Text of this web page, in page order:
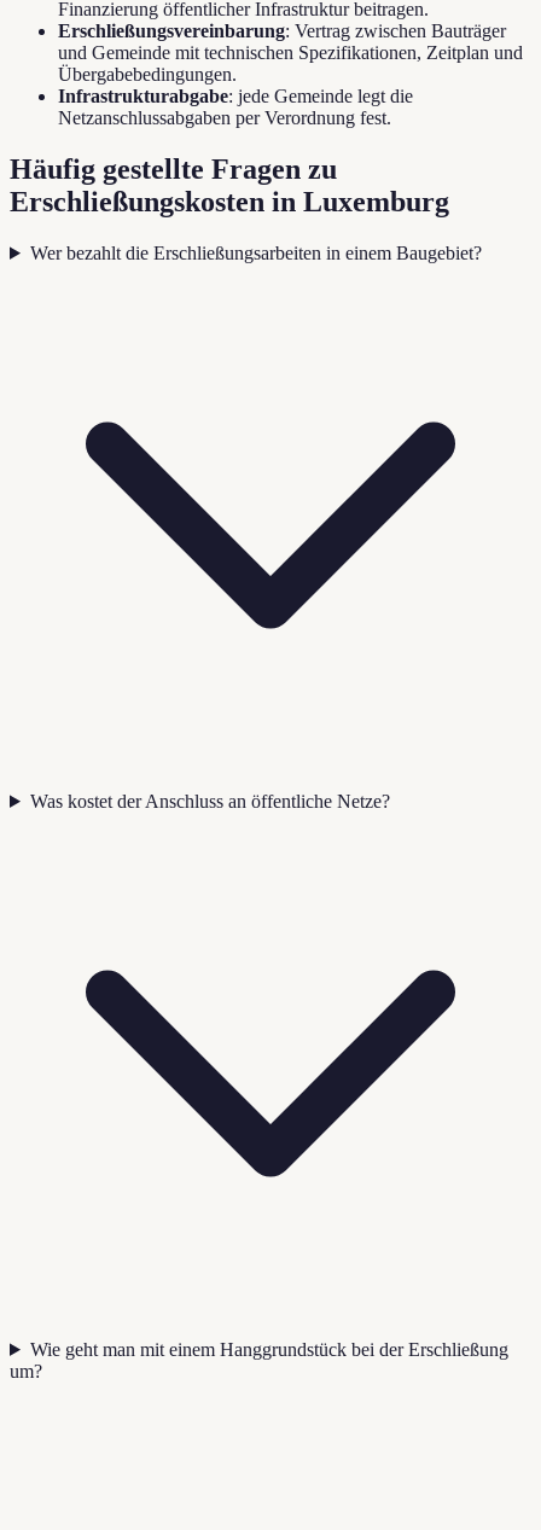
Finanzierung öffentlicher Infrastruktur beitragen.
Erschließungsvereinbarung: Vertrag zwischen Bauträger
und Gemeinde mit technischen Spezifikationen, Zeitplan und
Übergabebedingungen.
Infrastrukturabgabe: jede Gemeinde legt die
Netzanschlussabgaben per Verordnung fest.
Häufig gestellte Fragen zu
Erschließungskosten in Luxemburg
Wer bezahlt die Erschließungsarbeiten in einem Baugebiet?
Was kostet der Anschluss an öffentliche Netze?
Wie geht man mit einem Hanggrundstück bei der Erschließung
um?